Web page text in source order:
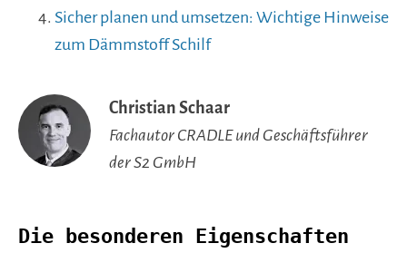
Sicher planen und umsetzen: Wichtige Hinweise
zum Dämmstoff Schilf
Christian Schaar
Fachautor CRADLE und Geschäftsführer
der S2 GmbH
Die besonderen Eigenschaften